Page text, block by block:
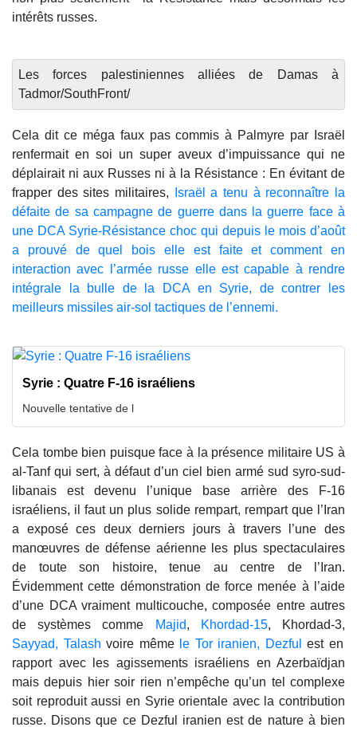
intérêts russes.
Les forces palestiniennes alliées de Damas à
Tadmor/SouthFront/
Cela dit ce méga faux pas commis à Palmyre par Israël
renfermait en soi un super aveux d’impuissance qui ne
déplairait ni aux Russes ni à la Résistance : En évitant de
frapper des sites militaires,
Israël a tenu à reconnaître la
défaite de sa campagne de guerre dans la guerre face à
une DCA Syrie-Résistance choc qui depuis le mois d’août
a prouvé de quel bois elle est faite et comment en
interaction avec l’armée russe elle est capable à rendre
intégrale la bulle de la DCA en Syrie, de contrer les
meilleurs missiles air-sol tactiques de l’ennemi.
Syrie : Quatre F-16 israéliens
Nouvelle tentative de l
Cela tombe bien puisque face à la présence militaire US à
al-Tanf qui sert, à défaut d’un ciel bien armé sud syro-sud-
libanais est devenu l’unique base arrière des F-16
israéliens, il faut un plus solide rempart, rempart que l’Iran
a exposé ces deux derniers jours à travers l’une des
manœuvres de défense aérienne les plus spectaculaires
de toute son histoire, tenue au centre de l’Iran.
Évidemment cette démonstration de force menée à l’aide
d’une DCA vraiment multicouche, composée entre autres
de systèmes comme
Majid, Khordad-15, Khordad-3,
Sayyad, Talash voire même le Tor iranien, Dezful
est en
rapport avec les agissements israéliens en Azerbaïdjan
mais depuis hier soir rien n’empêche qu’un tel complexe
soit reproduit aussi en Syrie orientale avec la contribution
russe. Disons que ce Dezful iranien est de nature à bien